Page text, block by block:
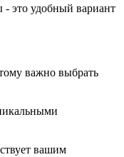
это удобный вариант
важно выбрать
вашим